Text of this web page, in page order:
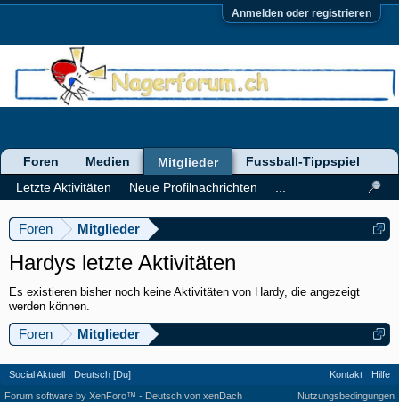
Anmelden oder registrieren
Foren Mitglieder
Hardys letzte Aktivitäten
Es existieren bisher noch keine Aktivitäten von Hardy, die angezeigt
werden können.
Foren Mitglieder
Foren Medien
Mitglieder
Letzte Aktivitäten
Neue Profilnachrichten
Fussball-Tippspiel
Social Aktuell Deutsch [Du] Kontakt
Hilfe
Nutzungsbedingungen
Forum software by XenForo™ - Deutsch von xenDach